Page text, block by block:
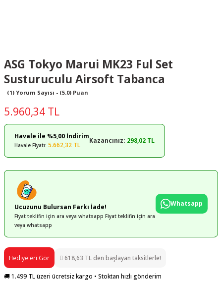
ASG Tokyo Marui MK23 Ful Set
Susturuculu Airsoft Tabanca
(1) Yorum Sayısı - (5.0) Puan
5.960,34 TL
Havale ile %5,00 İndirim
Havale Fiyatı: 5.662,32 TL
Kazancınız: 298,02 TL
Ucuzunu Bulursan Farkı İade!
Fiyat teklifin için ara veya whatsapp Fiyat teklifin için ara
veya whatsapp
Whatsapp
Hediyeleri Gör 618,63 TL den başlayan taksitlerle!
🚚 1.499 TL üzeri ücretsiz kargo • Stoktan hızlı gönderim